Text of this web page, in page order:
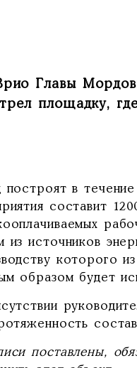
Главы
площадку,
построят в
составит
из источников
которого
образом будет
поставлены,